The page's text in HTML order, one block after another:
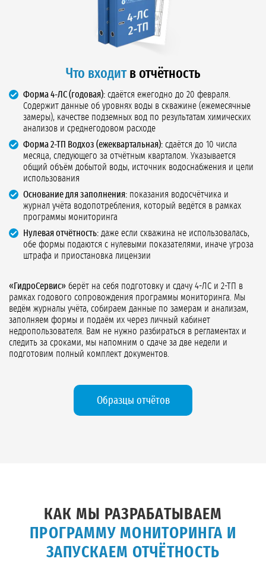
Что входитв отчётность
Форма 4-ЛС (годовая): сдаётся ежегодно до 20 февраля.
Содержит данные об уровнях воды в скважине (ежемесячные
замеры), качестве подземных вод по результатам химических
анализов и среднегодовом расходе
Форма 2-ТП Водхоз (ежеквартальная): сдаётся до 10 числа
месяца, следующего за отчётным кварталом. Указывается
общий объём добытой воды, источник водоснабжения и цели
использования
Основание для заполнения: показания водосчётчика и
журнал учёта водопотребления, который ведётся в рамках
программы мониторинга
Нулевая отчётность: даже если скважина не использовалась,
обе формы подаются с нулевыми показателями, иначе угроза
штрафа и приостановка лицензии
«ГидроСервис» берёт на себя подготовку и сдачу 4-ЛС и 2-ТП в
рамках годового сопровождения программы мониторинга. Мы
ведём журналы учёта, собираем данные по замерам и анализам,
заполняем формы и подаём их через личный кабинет
недропользователя. Вам не нужно разбираться в регламентах и
следить за сроками, мы напомним о сдаче за две недели и
подготовим полный комплект документов.
Образцы отчётов
КАК МЫ РАЗРАБАТЫВАЕМ
ПРОГРАММУ МОНИТОРИНГА И
ЗАПУСКАЕМ ОТЧЁТНОСТЬ